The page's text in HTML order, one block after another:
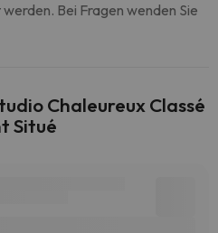
Bei Fragen wenden Sie
Chaleureux Classé
Situé